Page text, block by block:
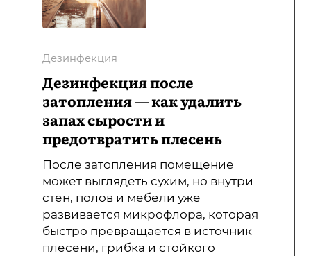
Дезинфекция
Дезинфекция после
затопления — как удалить
запах сырости и
предотвратить плесень
После затопления помещение
может выглядеть сухим, но внутри
стен, полов и мебели уже
развивается микрофлора, которая
быстро превращается в источник
плесени, грибка и стойкого